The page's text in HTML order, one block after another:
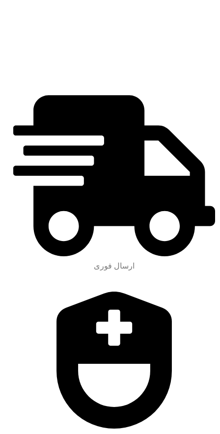
ارسال فوری